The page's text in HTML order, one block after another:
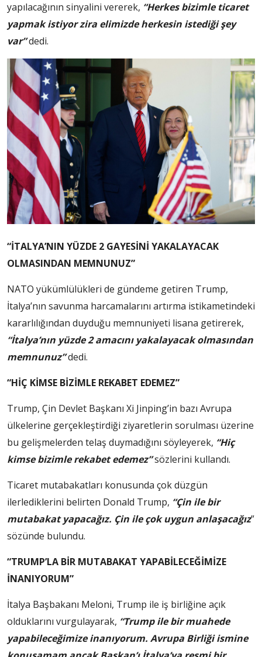
yapılacağının sinyalini vererek, “Herkes bizimle ticaret
yapmak istiyor zira elimizde herkesin istediği şey
var”dedi.
“İTALYA’NIN YÜZDE 2 GAYESİNİ YAKALAYACAK
OLMASINDAN MEMNUNUZ”
NATO yükümlülükleri de gündeme getiren Trump,
İtalya’nın savunma harcamalarını artırma istikametindeki
kararlılığından duyduğu memnuniyeti lisana getirerek,
“İtalya’nın yüzde 2 amacını yakalayacak olmasından
memnunuz”dedi.
“HİÇ KİMSE BİZİMLE REKABET EDEMEZ”
Trump, Çin Devlet Başkanı Xi Jinping’in bazı Avrupa
ülkelerine gerçekleştirdiği ziyaretlerin sorulması üzerine
bu gelişmelerden telaş duymadığını söyleyerek, “Hiç
kimse bizimle rekabet edemez”sözlerini kullandı.
Ticaret mutabakatları konusunda çok düzgün
ilerlediklerini belirten Donald Trump, “Çin ile bir
mutabakat yapacağız. Çin ile çok uygun anlaşacağız”
sözünde bulundu.
“TRUMP’LA BİR MUTABAKAT YAPABİLECEĞİMİZE
İNANIYORUM”
İtalya Başbakanı Meloni, Trump ile iş birliğine açık
olduklarını vurgulayarak, “Trump ile bir muahede
yapabileceğimize inanıyorum. Avrupa Birliği ismine